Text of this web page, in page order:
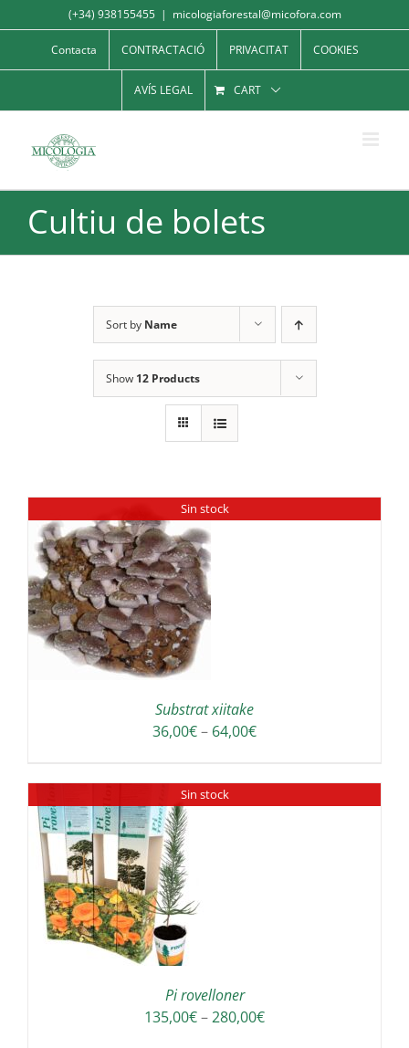
to
content
(+34) 938155455 | micologiaforestal@micofora.com
Contacta CONTRACTACIÓ PRIVACITAT COOKIES
AVÍS LEGAL CART
Cultiu de bolets
Sort by Name
Show 12 Products
Sin stock
Substrat xiitake
36,00€– 64,00€Interval
Sin stock
Pi rovelloner
135,00€–280,00€Interval